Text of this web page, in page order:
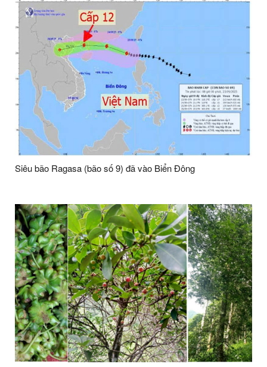
Siêu bão Ragasa (bão số 9) đã vào Biển Đông